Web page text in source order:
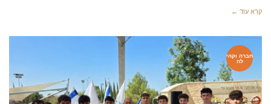
קרא עוד ←
חברה וקהי
לה